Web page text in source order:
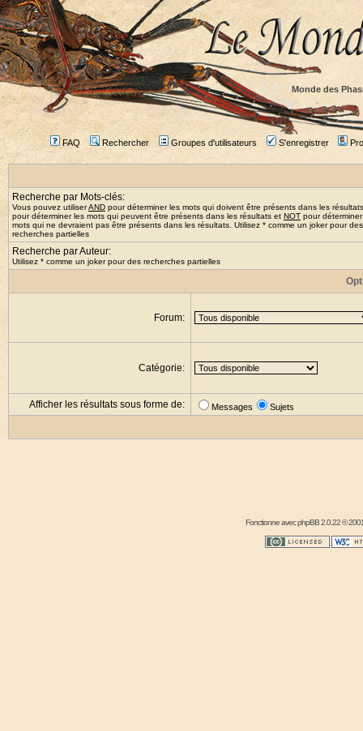
Monde des
FAQ Rechercher Groupes d'utilisateurs S'enregistrer
Recherche par Mots-clés:
Vous pouvez utiliserAND pour déterminer les mots qui doivent être présents dans les
pour déterminer les mots qui peuvent être présents dans les résultats et NOT pour
mots qui ne devraient pas être présents dans les résultats. Utilisez * comme un joker pour des
recherches partielles
Recherche par Auteur:
Utilisez * comme un joker pour des recherches partielles
Forum:
Catégorie:
Afficher les résultats sous forme de: Messages Sujets
Fonctionne avecphpBB2.0.22 ©